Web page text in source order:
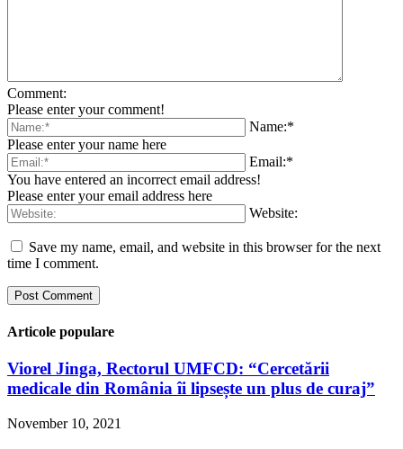
Comment:
Please enter your comment!
Name:*
Please enter your name here
Email:*
You have entered an incorrect email address!
Please enter your email address here
Website:
Save my name, email, and website in this browser for the next
time I comment.
Articole populare
Viorel Jinga, Rectorul UMFCD: “Cercetării
medicale din România îi lipsește un plus de curaj”
November 10, 2021